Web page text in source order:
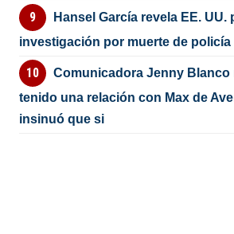
Hansel García revela EE. UU.
investigación por muerte de policía
Comunicadora Jenny Blanco
tenido una relación con Max de
insinuó que si